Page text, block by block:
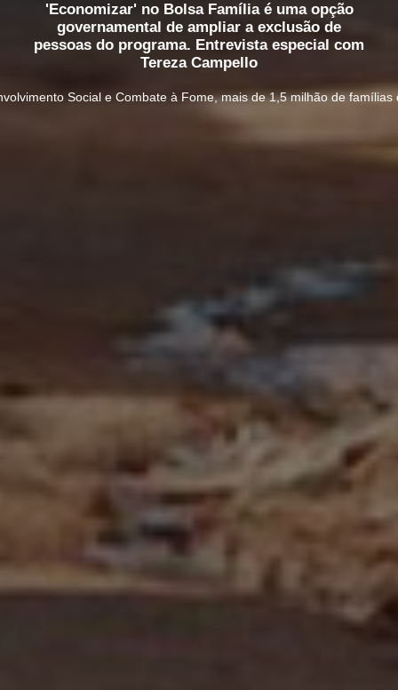
'Economizar' no Bolsa Família é uma opção
governamental de ampliar a exclusão de
pessoas do programa. Entrevista especial com
Tereza Campello
Social e Combate à Fome, mais de 1,5 milhão de